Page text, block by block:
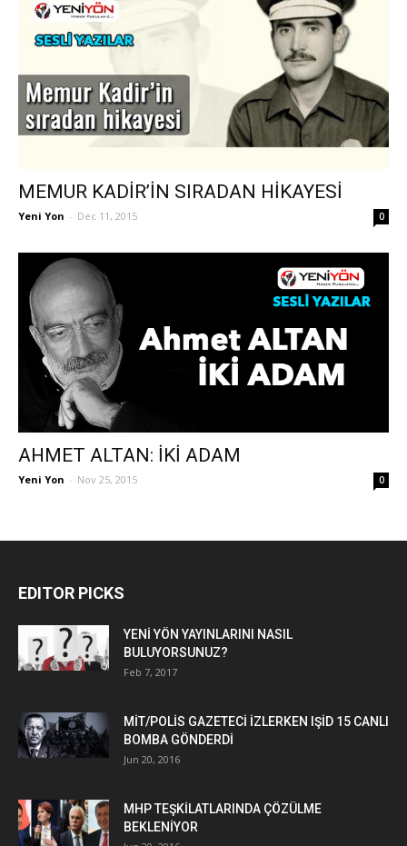
MEMUR KADİR’İN SIRADAN HİKAYESİ
Yeni Yon - Dec 11, 2015 0
AHMET ALTAN: İKİ ADAM
Yeni Yon - Nov 25, 2015 0
EDITOR PICKS
YENİ YÖN YAYINLARINI NASIL
BULUYORSUNUZ?
Feb 7, 2017
MİT/POLİS GAZETECİ İZLERKEN IŞİD 15 CANLI
BOMBA GÖNDERDİ
Jun 20, 2016
MHP TEŞKİLATLARINDA ÇÖZÜLME
BEKLENİYOR